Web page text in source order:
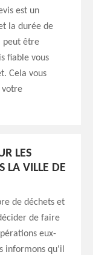
est un
la durée de
peut être
fiable vous
Cela vous
votre
LES
LA VILLE DE
de déchets et
de faire
eux-
informons qu'il